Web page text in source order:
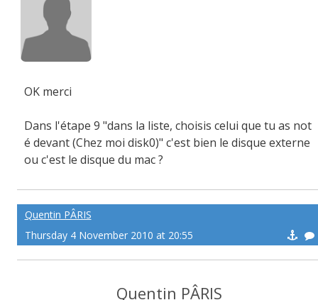
OK merci
Dans l'étape 9 "dans la liste, choisis celui que tu as not
é devant (Chez moi disk0)" c'est bien le disque externe
ou c'est le disque du mac ?
Quentin PÂRIS
Thursday 4 November 2010 at 20:55
Quentin PÂRIS